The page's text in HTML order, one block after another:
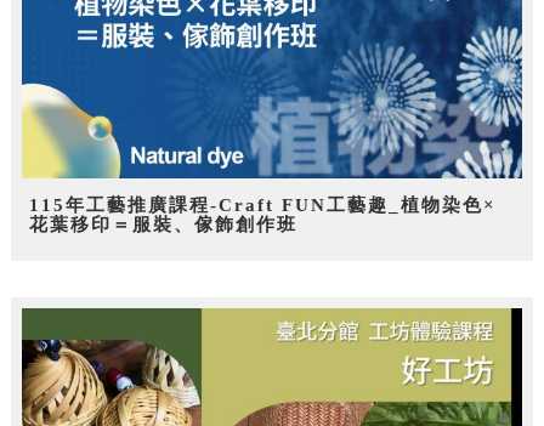
115年工藝推廣課程-Craft FUN工藝趣_植物染色×
花葉移印＝服裝、傢飾創作班